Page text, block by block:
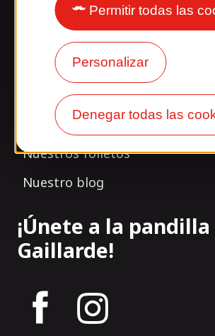
Permitir todas las
Personalizar
Denegar todas las
¿Le sorprende nuestro
diseño?
Nuestros horarios
Acceso y transporte
Nuestros folletos
Nuestro blog
¡Únete a la pandilla
Gaillarde!